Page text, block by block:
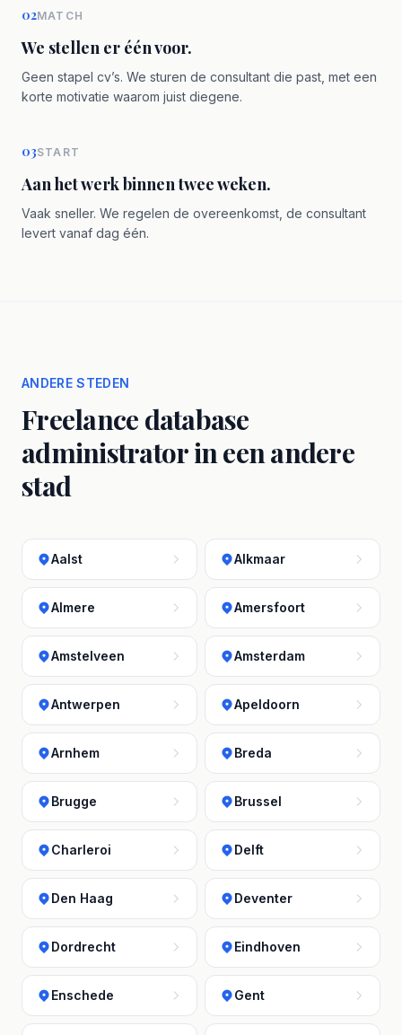
02MATCH
We stellen er één voor.
Geen stapel cv’s. We sturen de consultant die past, met een
korte motivatie waarom juist diegene.
03START
Aan het werk binnen twee weken.
Vaak sneller. We regelen de overeenkomst, de consultant
levert vanaf dag één.
ANDERE STEDEN
Freelance database
administrator in een andere
stad
Aalst Alkmaar
Almere Amersfoort
Amstelveen Amsterdam
Antwerpen Apeldoorn
Arnhem Breda
Brugge Brussel
Charleroi Delft
Den Haag Deventer
Dordrecht Eindhoven
Enschede Gent